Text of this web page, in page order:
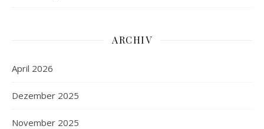
ARCHIV
April 2026
Dezember 2025
November 2025